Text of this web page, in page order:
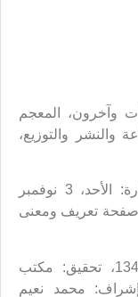
وآخرون، المعجم
والنشر والتوزيع،
([2]) موقع موسوعة كلّه لك، تأريخ الزيارة: الأحد، 3 نوفمبر
صفحة تعريف ومعنى
([3]) الفيروزآبادي، القاموس المحيط: 1347، تحقيق: مكتب
محمد نعيم